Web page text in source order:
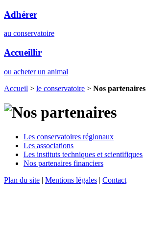
Adhérer
au conservatoire
Accueillir
ou acheter un animal
Accueil > le conservatoire > Nos partenaires
Les conservatoires régionaux
Les associations
Les instituts techniques et scientifiques
Nos partenaires financiers
Plan du site | Mentions légales | Contact